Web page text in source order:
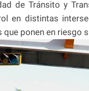
de Tránsito y
en distintas
ponen en riesgo